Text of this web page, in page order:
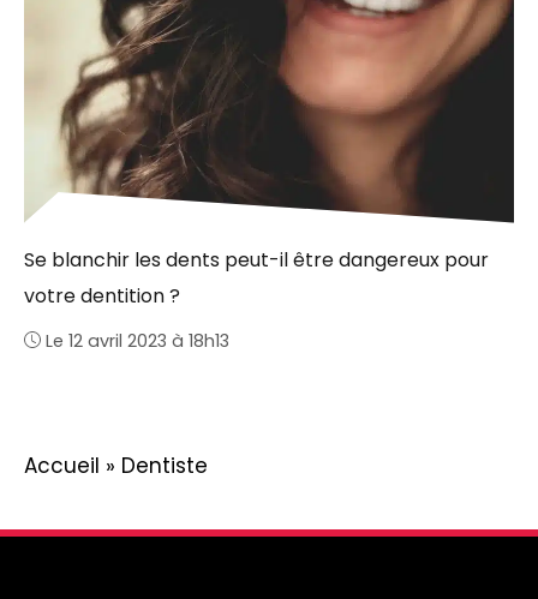
Se blanchir les dents peut-il être dangereux pour
votre dentition ?
Le 12 avril 2023 à 18h13
Accueil » Dentiste